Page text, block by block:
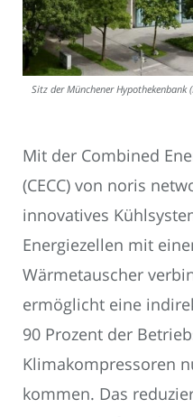
Sitz der Münchener Hypothekenbank
Mit der Combined
(CECC) von noris
innovatives
Energiezellen mit
Wärmetauscher
ermöglicht eine
90 Prozent der
Klimakompressoren
kommen. Das